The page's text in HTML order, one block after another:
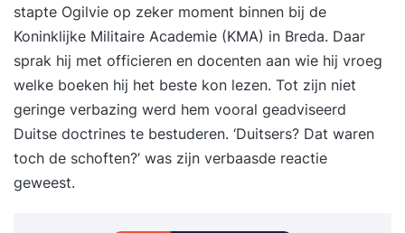
stapte Ogilvie op zeker moment binnen bij de
Koninklijke Militaire Academie (KMA) in Breda. Daar
sprak hij met officieren en docenten aan wie hij vroeg
welke boeken hij het beste kon lezen. Tot zijn niet
geringe verbazing werd hem vooral geadviseerd
Duitse doctrines te bestuderen. ‘Duitsers? Dat waren
toch de schoften?’ was zijn verbaasde reactie
geweest.